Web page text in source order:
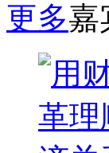
更多嘉